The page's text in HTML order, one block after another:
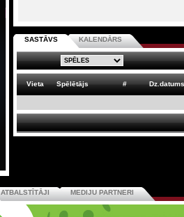
SASTĀVS KALENDĀRS
Vieta Spēlētājs # Dz.datums
ATBALSTĪTĀJI MEDIJU PARTNERI